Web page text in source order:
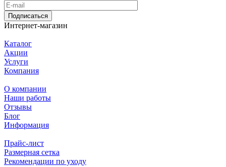
Подписаться
Интернет-магазин
Каталог
Акции
Услуги
Компания
О компании
Наши работы
Отзывы
Блог
Информация
Прайс-лист
Размерная сетка
Рекомендации по уходу